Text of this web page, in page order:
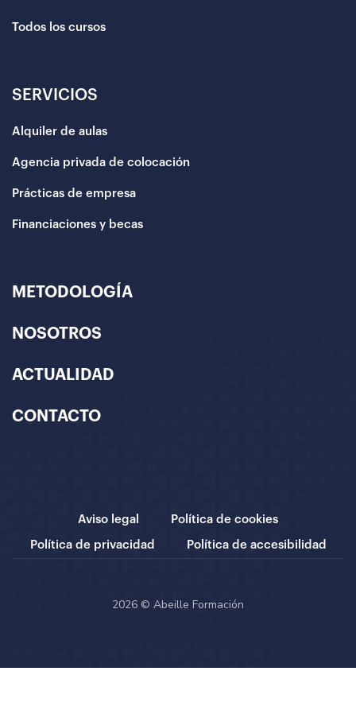
Todos los cursos
SERVICIOS
Alquiler de aulas
Agencia privada de colocación
Prácticas de empresa
Financiaciones y becas
METODOLOGÍA
NOSOTROS
ACTUALIDAD
CONTACTO
Aviso legal Política de cookies
Política de privacidad Política de accesibilidad
2026 © Abeille Formación